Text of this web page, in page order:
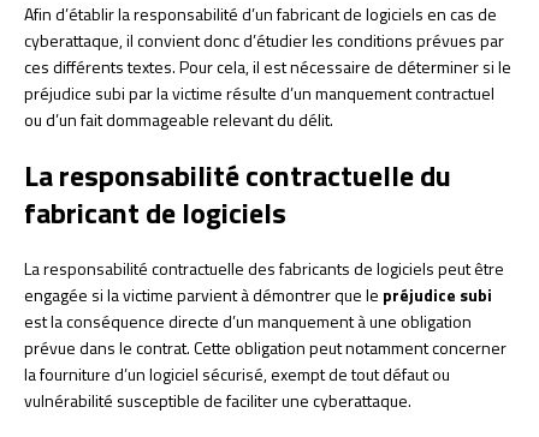
Afin d’établir la responsabilité d’un fabricant de logiciels en cas de
cyberattaque, il convient donc d’étudier les conditions prévues par
ces différents textes. Pour cela, il est nécessaire de déterminer si le
préjudice subi par la victime résulte d’un manquement contractuel
ou d’un fait dommageable relevant du délit.
La responsabilité contractuelle du
fabricant de logiciels
La responsabilité contractuelle des fabricants de logiciels peut être
engagée si la victime parvient à démontrer que le préjudice subi
est la conséquence directe d’un manquement à une obligation
prévue dans le contrat. Cette obligation peut notamment concerner
la fourniture d’un logiciel sécurisé, exempt de tout défaut ou
vulnérabilité susceptible de faciliter une cyberattaque.